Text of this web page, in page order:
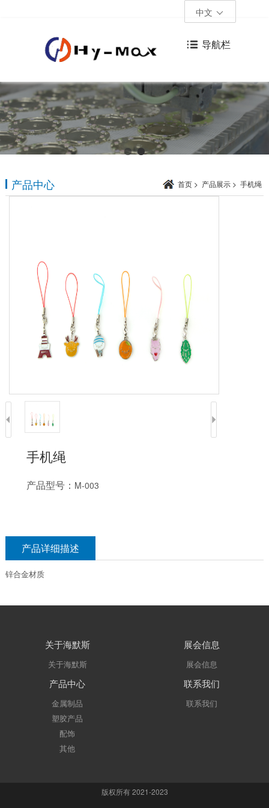
中文
导航栏
产品中心 首页 > 产品展示 > 手机绳
手机绳
产品型号： M-003
产品详细描述
锌合金材质
关于海默斯
关于海默斯
展会信息
展会信息
产品中心
金属制品
塑胶产品
配饰
其他
联系我们
联系我们
版权所有 2021-2023